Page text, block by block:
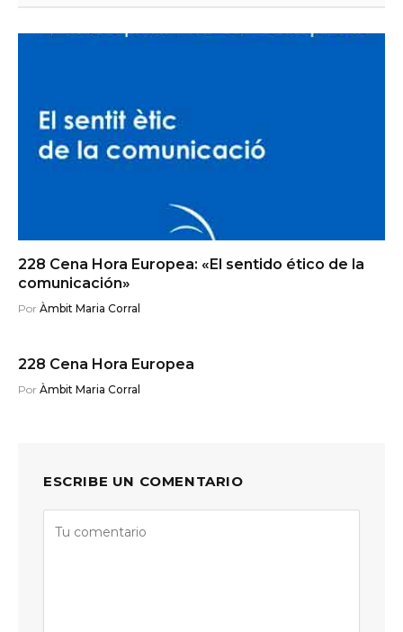
228 Cena Hora Europea: «El sentido ético de la
comunicación»
Por Àmbit Maria Corral
228 Cena Hora Europea
Por Àmbit Maria Corral
ESCRIBE UN COMENTARIO